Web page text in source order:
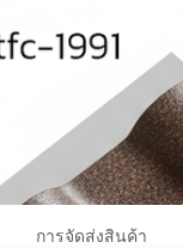
การจัดส่งสินค้า